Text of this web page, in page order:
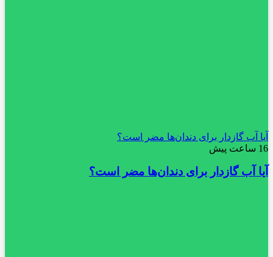
آیا آب گازدار برای دندان‌ها مضر است؟
16 ساعت پیش
آیا آب گازدار برای دندان‌ها مضر است؟